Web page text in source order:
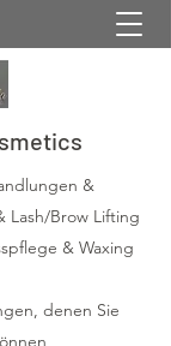
&
Lash/Brow Lifting
& Waxing
denen Sie